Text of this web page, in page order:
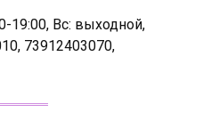
19:00, Вс: выходной,
73912403070,